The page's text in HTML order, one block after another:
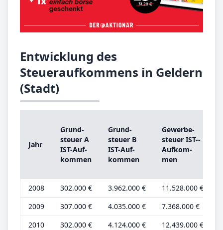
Entwicklung des
Steueraufkommens in Geldern
(Stadt)
Jahr
Grund­
steu­er A
IST-­Auf­
kom­men
Grund­
steu­er B
IST-­Auf­
kom­men
Ge­wer­be­
steu­er IST-­
Auf­kom­
men
2008 302.000 € 3.962.000 € 11.528.000 €
2009
307.000 € 4.035.000 € 7.368.000 €
2010
302.000 € 4.124.000 € 12.439.000 €